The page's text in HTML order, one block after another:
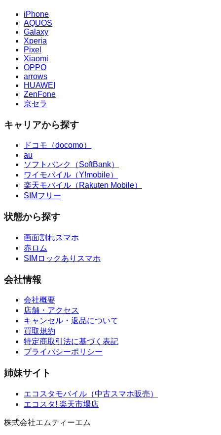
iPhone
AQUOS
Galaxy
Xperia
Pixel
Xiaomi
OPPO
arrows
HUAWEI
ZenFone
京セラ
キャリアから探す
ドコモ（docomo）
au
ソフトバンク（SoftBank）
ワイモバイル（Y!mobile）
楽天モバイル（Rakuten Mobile）
SIMフリー
状態から探す
画面割れスマホ
赤ロム
SIMロックありスマホ
会社情報
会社概要
店舗・アクセス
キャンセル・返品について
買取規約
特定商取引法に基づく表記
プライバシーポリシー
姉妹サイト
エコスタモバイル （中古スマホ販売）
エコスタ! 楽天市場店
株式会社エムティーエム